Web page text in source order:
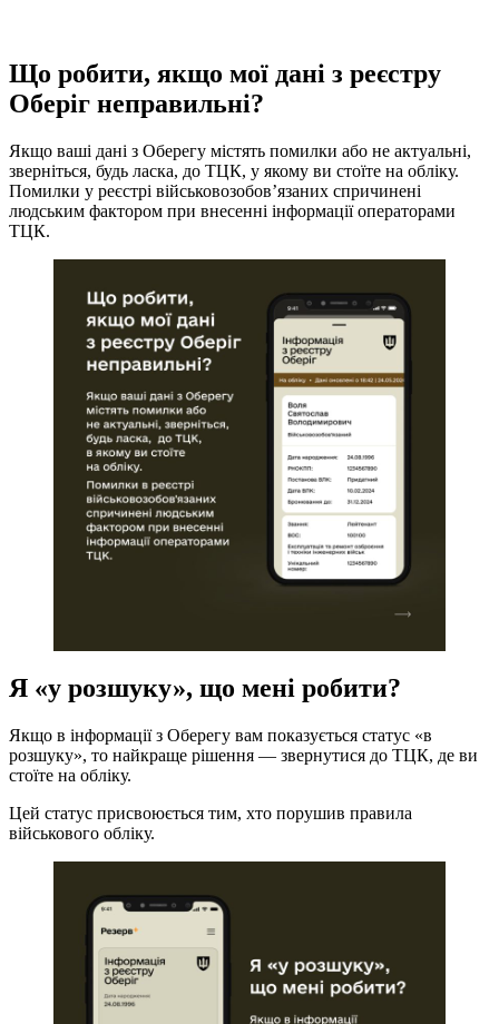
Що робити, якщо мої дані з реєстру
Оберіг неправильні?
Якщо ваші дані з Оберегу містять помилки або не актуальні,
зверніться, будь ласка, до ТЦК, у якому ви стоїте на обліку.
Помилки у реєстрі військовозобовʼязаних спричинені
людським фактором при внесенні інформації операторами
ТЦК.
Я «у розшуку», що мені робити?
Якщо в інформації з Оберегу вам показується статус «в
розшуку», то найкраще рішення — звернутися до ТЦК, де ви
стоїте на обліку.
Цей статус присвоюється тим, хто порушив правила
військового обліку.